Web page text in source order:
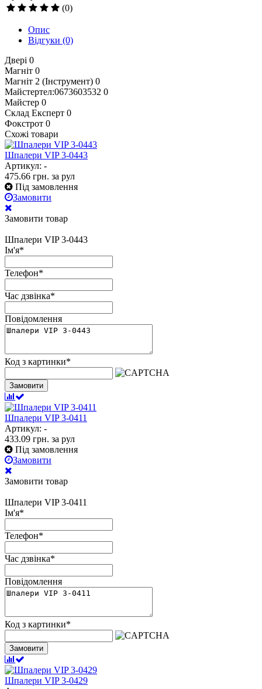
(0)
Опис
Відгуки (0)
Двері 0
Магніт 0
Магніт 2 (Інструмент) 0
Майстертел:0673603532 0
Майстер 0
Склад Експерт 0
Фокстрот 0
Схожі товари
Шпалери VIP 3-0443
Артикул: -
475.66 грн. за рул
Під замовлення
Замовити
Замовити товар
Шпалери VIP 3-0443
Ім'я*
Телефон*
Час дзвінка*
Повідомлення
Код з картинки*
Замовити
Шпалери VIP 3-0411
Артикул: -
433.09 грн. за рул
Під замовлення
Замовити
Замовити товар
Шпалери VIP 3-0411
Ім'я*
Телефон*
Час дзвінка*
Повідомлення
Код з картинки*
Замовити
Шпалери VIP 3-0429